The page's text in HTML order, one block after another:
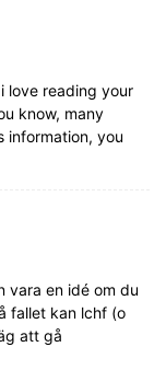
love reading your
know, many
information, you
vara en idé om du
fallet kan lchf (o
att gå